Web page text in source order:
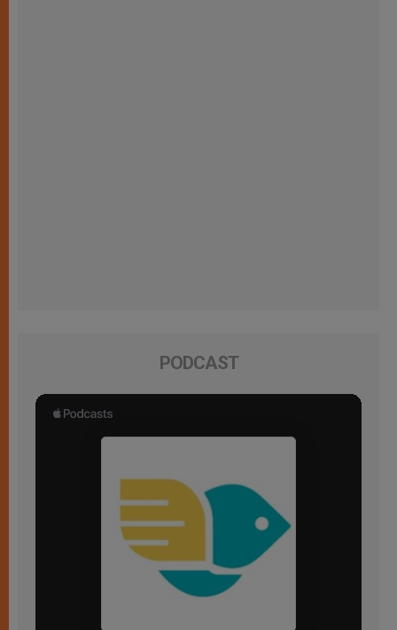
PODCAST